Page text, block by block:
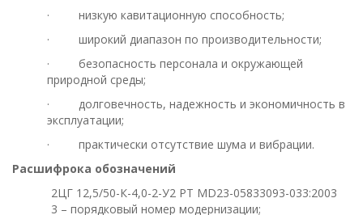
· низкую кавитационную способность;
· широкий диапазон по производительности;
· безопасность персонала и окружающей
природной среды;
· долговечность, надежность и экономичность в
эксплуатации;
· практически отсутствие шума и вибрации.
Расшифрока обозначений
2ЦГ 12,5/50-К-4,0-2-У2 РТ МD23-05833093-033:2003
3 – порядковый номер модернизации;